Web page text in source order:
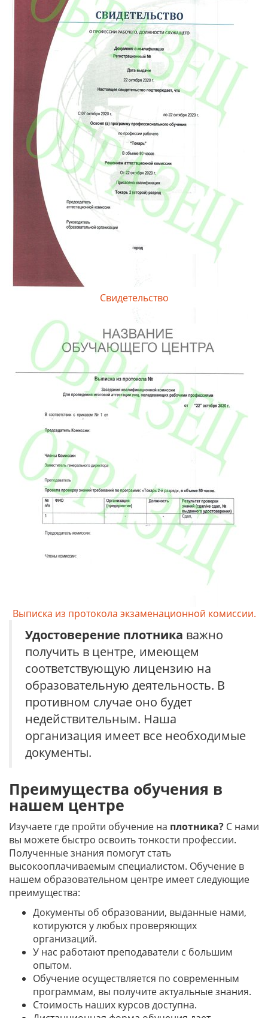
Свидетельство
Выписка из протокола экзаменационной комиссии.
Удостоверение плотника важно
получить в центре, имеющем
соответствующую лицензию на
образовательную деятельность. В
противном случае оно будет
недействительным. Наша
организация имеет все необходимые
документы.
Преимущества обучения в
нашем центре
Изучаете где пройти обучение на плотника? С нами
вы можете быстро освоить тонкости профессии.
Полученные знания помогут стать
высокооплачиваемым специалистом. Обучение в
нашем образовательном центре имеет следующие
преимущества:
Документы об образовании, выданные нами,
котируются у любых проверяющих
организаций.
У нас работают преподаватели с большим
опытом.
Обучение осуществляется по современным
программам, вы получите актуальные знания.
Стоимость наших курсов доступна.